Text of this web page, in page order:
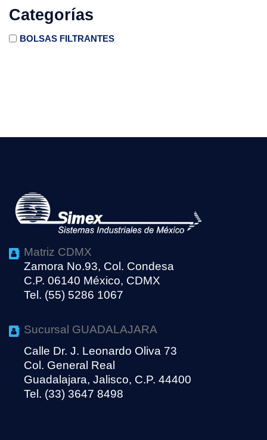
Categorías
BOLSAS FILTRANTES
Matriz CDMX
Zamora No.93, Col. Condesa
C.P. 06140 México, CDMX
Tel. (55) 5286 1067
Sucursal GUADALAJARA
Calle Dr. J. Leonardo Oliva 73
Col. General Real
Guadalajara, Jalisco, C.P. 44400
Tel. (33) 3647 8498